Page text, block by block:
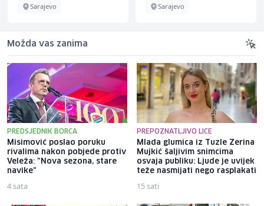
Sarajevo Sarajevo
Možda vas zanima
PREDSJEDNIK BORCA
Misimović poslao poruku
rivalima nakon pobjede protiv
Veleža: "Nova sezona, stare
navike"
4 sata
PREPOZNATLJIVO LICE
Mlada glumica iz Tuzle Zerina
Mujkić šaljivim snimcima
osvaja publiku: Ljude je uvijek
teže nasmijati nego rasplakati
15 sati